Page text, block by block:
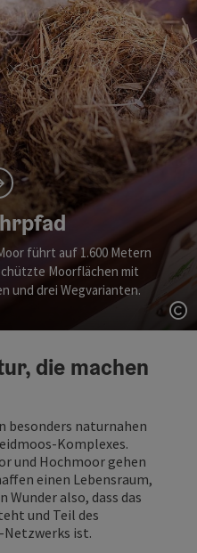
führt auf 1.600 Metern
Moorflächen mit
und drei Wegvarianten.
die machen
besonders naturnahen
Komplexes.
und Hochmoor gehen
einen Lebensraum,
Wunder also, dass das
und Teil des
Netzwerks ist.